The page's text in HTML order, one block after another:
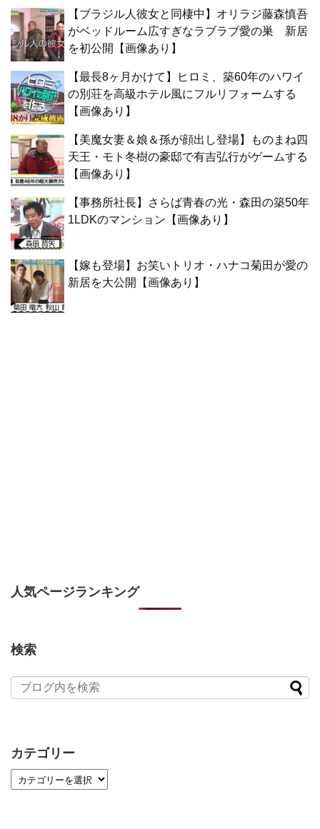
【ブラジル人彼女と同棲中】オリラジ藤森慎吾
がベッドルーム広すぎなラブラブ愛の巣 新居
を初公開【画像あり】
【最長8ヶ月かけて】ヒロミ、築60年のハワイ
の別荘を高級ホテル風にフルリフォームする
【画像あり】
【美魔女妻＆娘＆孫が顔出し登場】ものまね四
天王・モト冬樹の豪邸で有吉弘行がゲームする
【画像あり】
【事務所社長】さらば青春の光・森田の築50年
1LDKのマンション【画像あり】
【嫁も登場】お笑いトリオ・ハナコ菊田が愛の
新居を大公開【画像あり】
人気ページランキング
検索
カテゴリー